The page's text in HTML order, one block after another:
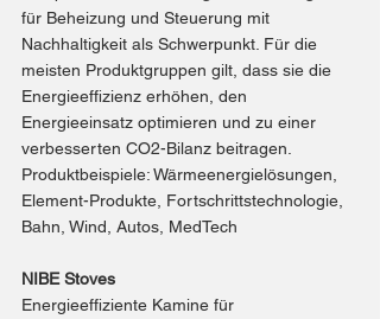
für Beheizung und Steuerung mit
Nachhaltigkeit als Schwerpunkt. Für die
meisten Produktgruppen gilt, dass sie die
Energieeffizienz erhöhen, den
Energieeinsatz optimieren und zu einer
verbesserten CO2-Bilanz beitragen.
Produktbeispiele: Wärmeenergielösungen
Element-Produkte Fortschrittstechnologie
Bahn, Wind, Autos, MedTech
NIBE Stoves
Energieeffiziente Kamine für